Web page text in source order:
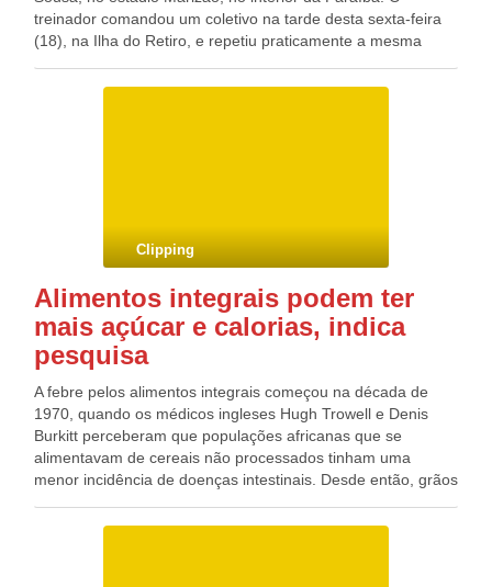
treinador comandou um coletivo na tarde desta sexta-feira
(18), na Ilha do Retiro, e repetiu praticamente a mesma
com a equipe atuando no 4-3-3. A única mudança é a
Clipping
Alimentos integrais podem ter
mais açúcar e calorias, indica
pesquisa
A febre pelos alimentos integrais começou na década de
1970, quando os médicos ingleses Hugh Trowell e Denis
Burkitt perceberam que populações africanas que se
alimentavam de cereais não processados tinham uma
menor incidência de doenças intestinais. Desde então, grãos
indicados por nutricionistas e profissionais da saúde. Mas